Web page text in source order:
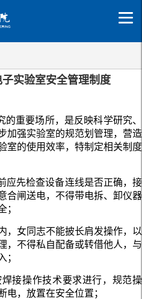
实验室安全管理制度
重要场所，是反映科学研究、
加强实验室的规范划管理，营造
室的使用效率，特制定相关制度
应先检查设备连线是否正确，接
合闸送电，不得带电拆、卸仪器
；
，女同志不能披长肩发操作，以
，不得私自配备或转借他人，与
；
接操作技术要求进行，规范操
电，放置在安全位置；